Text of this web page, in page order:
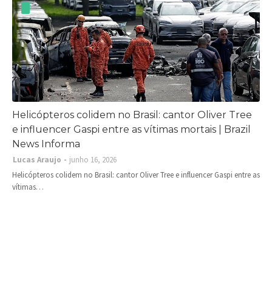
Helicópteros colidem no Brasil: cantor Oliver Tree
e influencer Gaspi entre as vítimas mortais | Brazil
News Informa
Lucas Araujo
junho 16, 2026
Helicópteros colidem no Brasil: cantor Oliver Tree e influencer Gaspi entre as
vítimas…